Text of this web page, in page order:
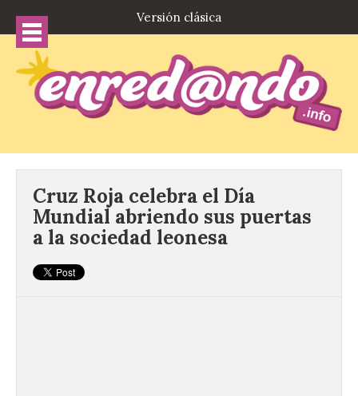
Versión clásica
Cruz Roja celebra el Día
Mundial abriendo sus puertas
a la sociedad leonesa